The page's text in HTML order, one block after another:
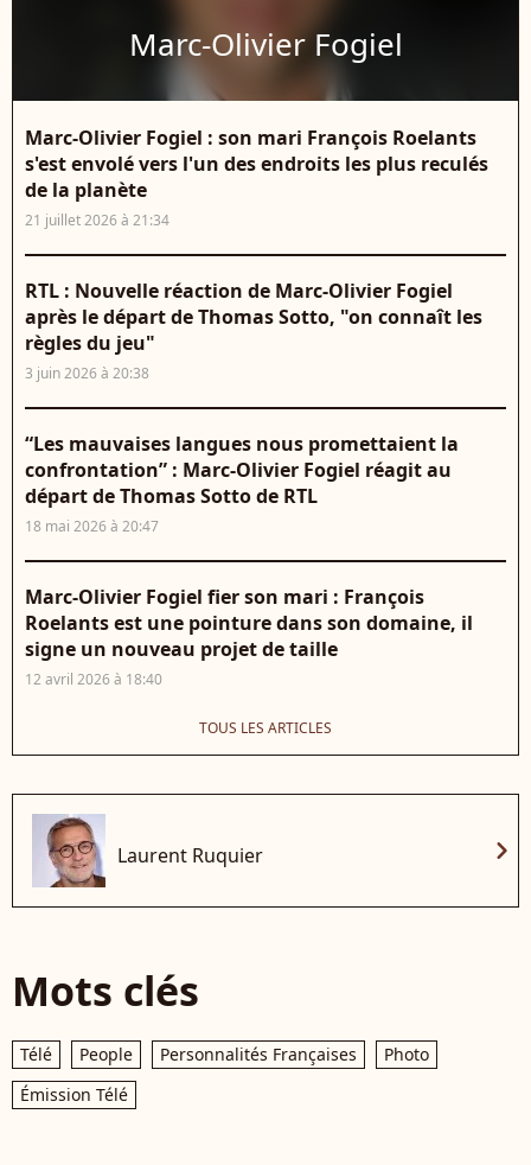
Marc-Olivier Fogiel
Marc-Olivier Fogiel : son mari François Roelants
s'est envolé vers l'un des endroits les plus reculés
de la planète
21 juillet 2026 à 21:34
RTL : Nouvelle réaction de Marc-Olivier Fogiel
après le départ de Thomas Sotto, "on connaît les
règles du jeu"
3 juin 2026 à 20:38
“Les mauvaises langues nous promettaient la
confrontation” : Marc-Olivier Fogiel réagit au
départ de Thomas Sotto de RTL
18 mai 2026 à 20:47
Marc-Olivier Fogiel fier son mari : François
Roelants est une pointure dans son domaine, il
signe un nouveau projet de taille
12 avril 2026 à 18:40
TOUS LES ARTICLES
Laurent Ruquier chevron_right
Mots clés
Télé People Personnalités Françaises
Photo
Émission Télé